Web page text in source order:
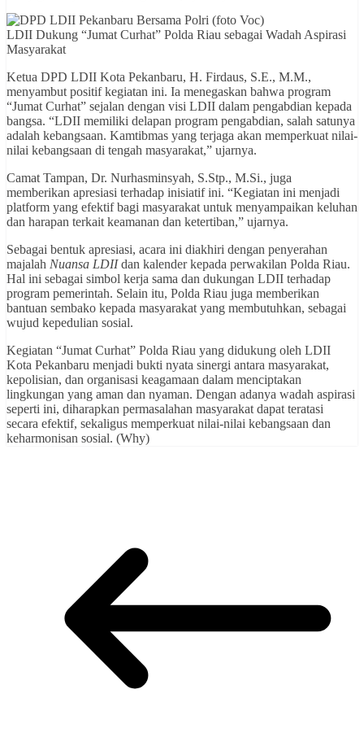
LDII Dukung “Jumat Curhat” Polda Riau sebagai Wadah Aspirasi
Masyarakat
Ketua DPD LDII Kota Pekanbaru, H. Firdaus, S.E., M.M.,
menyambut positif kegiatan ini. Ia menegaskan bahwa program
“Jumat Curhat” sejalan dengan visi LDII dalam pengabdian kepada
bangsa. “LDII memiliki delapan program pengabdian, salah satunya
adalah kebangsaan. Kamtibmas yang terjaga akan memperkuat nilai-
nilai kebangsaan di tengah masyarakat,” ujarnya.
Camat Tampan, Dr. Nurhasminsyah, S.Stp., M.Si., juga
memberikan apresiasi terhadap inisiatif ini. “Kegiatan ini menjadi
platform yang efektif bagi masyarakat untuk menyampaikan keluhan
dan harapan terkait keamanan dan ketertiban,” ujarnya.
Sebagai bentuk apresiasi, acara ini diakhiri dengan penyerahan
majalah Nuansa LDIIdan kalender kepada perwakilan Polda Riau.
Hal ini sebagai simbol kerja sama dan dukungan LDII terhadap
program pemerintah. Selain itu, Polda Riau juga memberikan
bantuan sembako kepada masyarakat yang membutuhkan, sebagai
wujud kepedulian sosial.
Kegiatan “Jumat Curhat” Polda Riau yang didukung oleh LDII
Kota Pekanbaru menjadi bukti nyata sinergi antara masyarakat,
kepolisian, dan organisasi keagamaan dalam menciptakan
lingkungan yang aman dan nyaman. Dengan adanya wadah aspirasi
seperti ini, diharapkan permasalahan masyarakat dapat teratasi
secara efektif, sekaligus memperkuat nilai-nilai kebangsaan dan
keharmonisan sosial. (Why)